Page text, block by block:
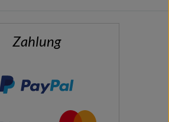
Zahlung